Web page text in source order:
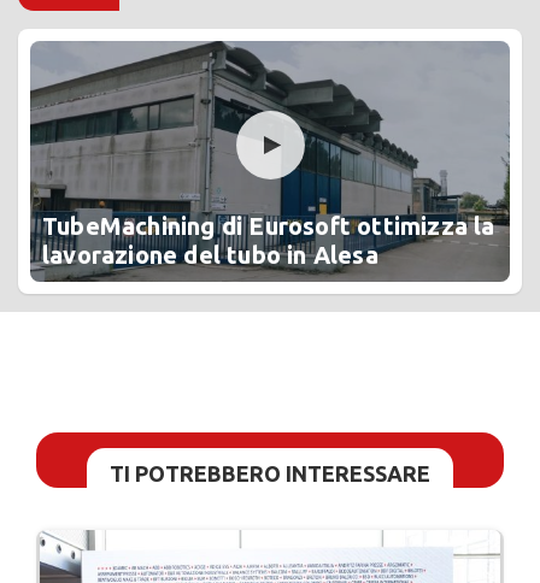
TubeMachining di Eurosoft ottimizza la
lavorazione del tubo in Alesa
TI POTREBBERO INTERESSARE